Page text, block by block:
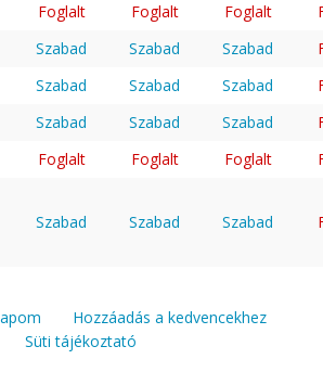
Foglalt Foglalt Foglalt
Szabad Szabad Szabad
Szabad Szabad Szabad
Szabad Szabad Szabad
Foglalt Foglalt Foglalt
Szabad Szabad Szabad
Hozzáadás a kedvencekhez
Süti tájékoztató